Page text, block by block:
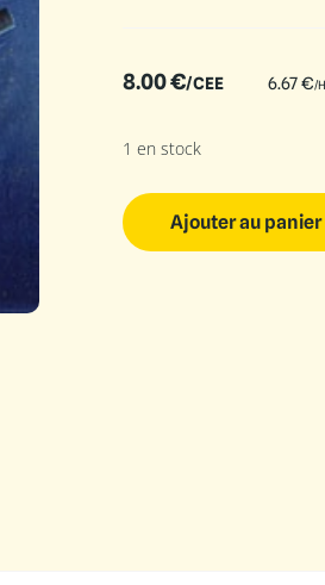
8.00€/CEE 6.67€/
1 en stock
Ajouter au panier